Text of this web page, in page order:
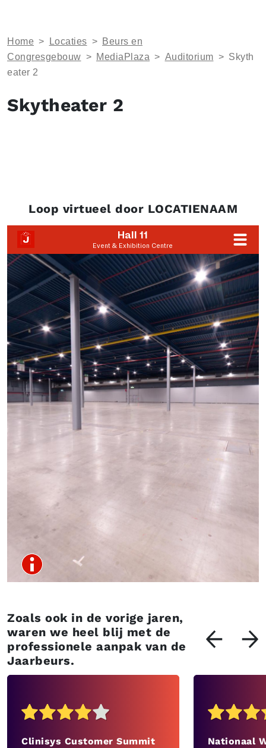
Home > Locaties > Beurs en
Congresgebouw > MediaPlaza > Auditorium > Skyth
eater 2
Skytheater 2
Loop virtueel door LOCATIENAAM
Zoals ook in de vorige jaren,
waren we heel blij met de
professionele aanpak van de
Jaarbeurs.
Clinisys Customer Summit Nationaal